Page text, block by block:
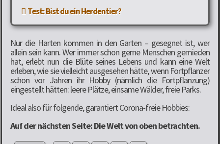
Test: Bist du ein Herdentier?
Nur die Harten kommen in den Garten – gesegnet ist, wer
allein sein kann. Wer immer schon gerne Menschen gemieden
hat, erlebt nun die Blüte seines Lebens und kann eine Welt
erleben, wie sie vielleicht ausgesehen hätte, wenn Fortpflanzer
schon vor Jahren ihr Hobby (nämlich die Fortpflanzung)
eingestellt hätten: leere Plätze, einsame Wälder, freie Parks.
Ideal also für folgende, garantiert Corona-freie Hobbies:
Auf der nächsten Seite: Die Welt von oben betrachten.